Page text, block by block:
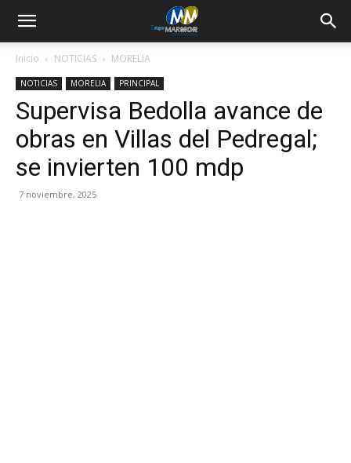
Inicio NOTICIAS MORELIA
NOTICIAS MORELIA PRINCIPAL
Supervisa Bedolla avance de
obras en Villas del Pedregal;
se invierten 100 mdp
7 noviembre, 2025